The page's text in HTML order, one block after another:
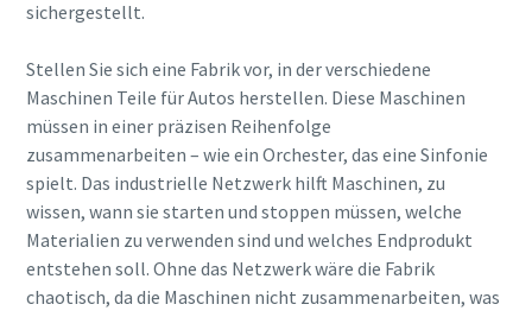
sichergestellt.
Stellen Sie sich eine Fabrik vor, in der verschiedene
Maschinen Teile für Autos herstellen. Diese Maschinen
müssen in einer präzisen Reihenfolge
zusammenarbeiten – wie ein Orchester, das eine Sinfonie
spielt. Das industrielle Netzwerk hilft Maschinen, zu
wissen, wann sie starten und stoppen müssen, welche
Materialien zu verwenden sind und welches Endprodukt
entstehen soll. Ohne das Netzwerk wäre die Fabrik
chaotisch, da die Maschinen nicht zusammenarbeiten, was